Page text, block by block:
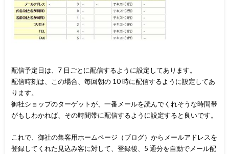
配信予定日は、7 日ごとに配信するように設定してあります。
配信時刻は、この場合、毎回朝の 10 時に配信するように設定してあ
ります。
御社ショップのターゲットが、一番メールを読んでくれそうな時間帯
がもしわかれば、その時間帯に配信するように設定すると良いです。
これで、御社の集客用ホームページ（ブログ）からメールアドレスを
登録してくれた見込み客に対して、登録後、5 通分を自動でメール配